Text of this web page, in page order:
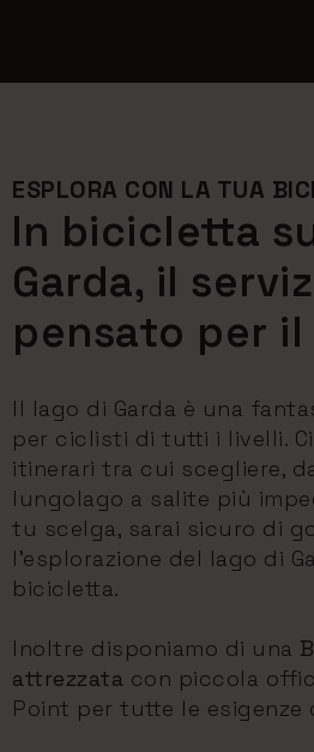
ESPLORA CON LA TUA BICI
In bicicletta
Garda, il
pensato per
Il lago di Garda è una
per ciclisti di tutti i livelli.
itinerari tra cui scegliere,
lungolago a salite più
tu scelga, sarai sicuro di
l’esplorazione del lago di
bicicletta.
Inoltre disponiamo di una
attrezzata con piccola
Point per tutte le esigenze